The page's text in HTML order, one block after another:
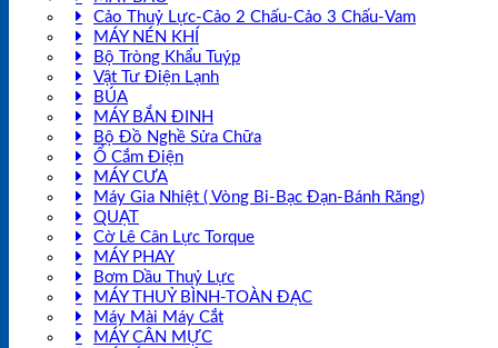
Cảo Thuỷ Lực-Cảo 2 Chấu-Cảo 3 Chấu-Vam
MÁY NÉN KHÍ
Bộ Tròng Khẩu Tuýp
Vật Tư Điện Lạnh
BÚA
MÁY BẮN ĐINH
Bộ Đồ Nghề Sửa Chữa
Ổ Cắm Điện
MÁY CƯA
Máy Gia Nhiệt ( Vòng Bi-Bạc Đạn-Bánh Răng)
QUẠT
Cờ Lê Cân Lực Torque
MÁY PHAY
Bơm Dầu Thuỷ Lực
MÁY THUỶ BÌNH-TOÀN ĐẠC
Máy Mài Máy Cắt
MÁY CÂN MỰC